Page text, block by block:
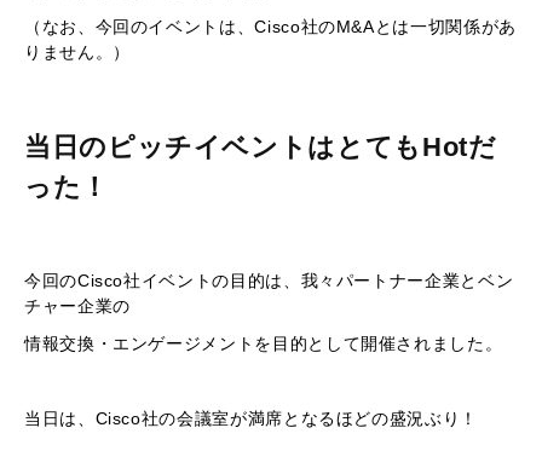
（なお、今回のイベントは、Cisco社のM&Aとは一切関係があ
りません。）
当日のピッチイベントはとてもHotだ
った！
今回のCisco社イベントの目的は、我々パートナー企業とベン
チャー企業の
情報交換・エンゲージメントを目的として開催されました。
当日は、Cisco社の会議室が満席となるほどの盛況ぶり！